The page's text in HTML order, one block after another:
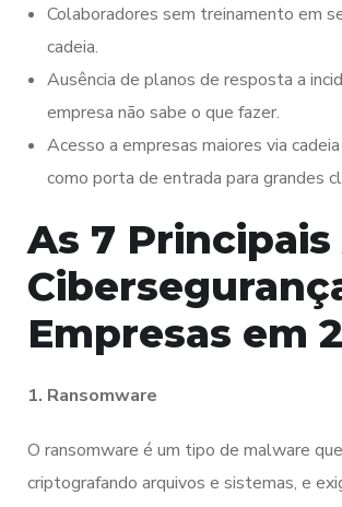
Colaboradores sem treinamento em
cadeia.
Ausência de planos de resposta a
empresa não sabe o que fazer.
Acesso a empresas maiores via
como porta de entrada para grandes
As 7
Empresas em
1. Ransomware
O ransomware é um tipo de malware
criptografando arquivos e sistemas, e